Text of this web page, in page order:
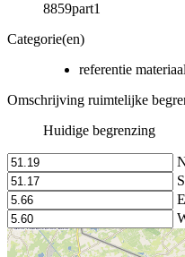
8859part1
Categorie(en)
referentie
Omschrijving ruimtelijke
Huidige begrenzing
S
E